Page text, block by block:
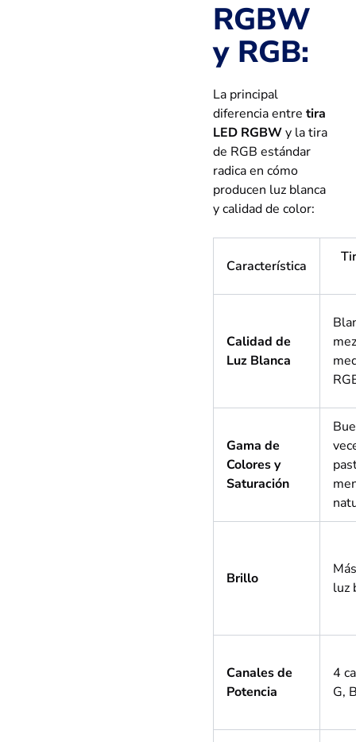
RGBW
y RGB:
La principal
diferencia entre tira
LED RGBWy la tira
de RGB estándar
radica en cómo
producen luz blanca
y calidad de color:
Característica
Calidad de
Luz Blanca
Gama de
Colores y
Saturación
Brillo
luz
Canales de
Potencia
4
G,